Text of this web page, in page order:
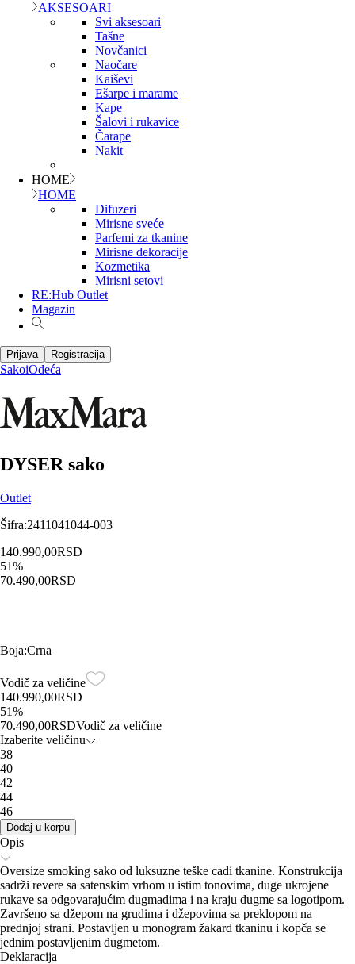
AKSESOARI
Svi aksesoari
Tašne
Novčanici
Naočare
Kaiševi
Ešarpe i marame
Kape
Šalovi i rukavice
Čarape
Nakit
HOME
HOME
Difuzeri
Mirisne sveće
Parfemi za tkanine
Mirisne dekoracije
Kozmetika
Mirisni setovi
RE:Hub Outlet
Magazin
Prijava Registracija
SakoiOdeća
DYSER sako
Outlet
Šifra:2411041044-003
140.990,00RSD
51%
70.490,00RSD
Boja:Crna
Vodič za veličine
140.990,00RSD
51%
70.490,00RSDVodič za veličine
Izaberite veličinu
38
40
42
44
46
Dodaj u korpu
Opis
Oversize smoking sako od luksuzne teške cadi tkanine. Konstrukcija
sadrži revere sa satenskim vrhom u istim tonovima, duge ukrojene
rukave sa odgovarajućim dugmadima i na kraju dugme sa logotipom.
Završeno sa džepom na grudima i džepovima sa preklopom na
prednjoj strani. Postavljen u monogram žakard tkaninu i kopča se
jednim postavljenim dugmetom.
Deklaracija